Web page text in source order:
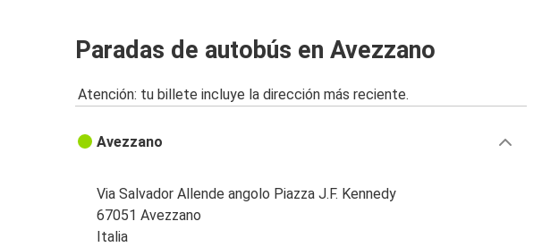
Paradas de autobús en Avezzano
Atención: tu billete incluye la dirección más reciente.
Avezzano
Via Salvador Allende angolo Piazza J.F. Kennedy
67051 Avezzano
Italia